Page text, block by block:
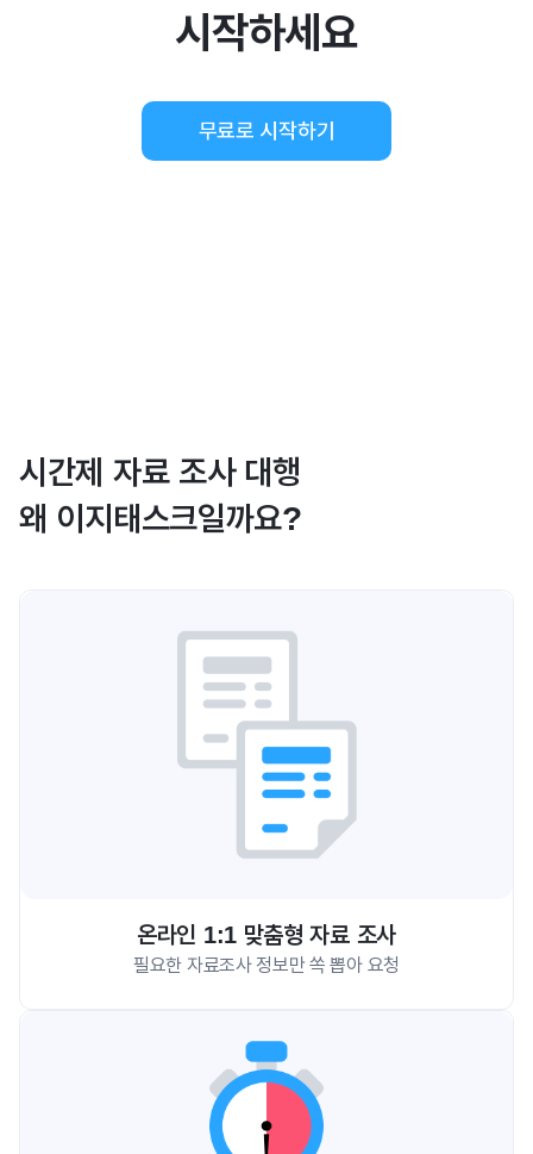
시작하세요
무료로 시작하기
시간제 자료 조사 대행
왜 이지태스크일까요?
온라인 1:1 맞춤형 자료 조사
필요한 자료조사 정보만 쏙 뽑아 요청